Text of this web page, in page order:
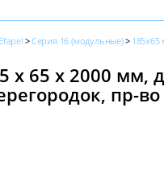
Efapel Серия 16 (модульные) 185x65
х 65 x 2000 мм,
пр-